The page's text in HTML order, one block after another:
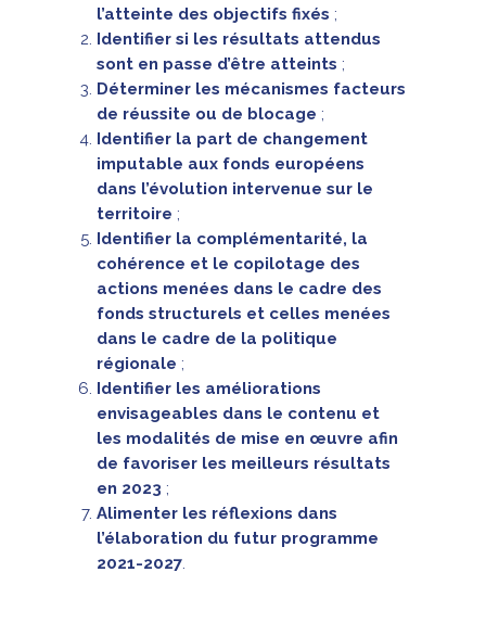
l’atteinte des objectifs fixés ;
Identifier si les résultats attendus
sont en passe d’être atteints ;
Déterminer les mécanismes facteurs
de réussite ou de blocage ;
Identifier la part de changement
imputable aux fonds européens
dans l’évolution intervenue sur le
territoire ;
Identifier la complémentarité, la
cohérence et le copilotage des
actions menées dans le cadre des
fonds structurels et celles menées
dans le cadre de la politique
régionale ;
Identifier les améliorations
envisageables dans le contenu et
les modalités de mise en œuvre afin
de favoriser les meilleurs résultats
en 2023 ;
Alimenter les réflexions dans
l’élaboration du futur programme
2021-2027.